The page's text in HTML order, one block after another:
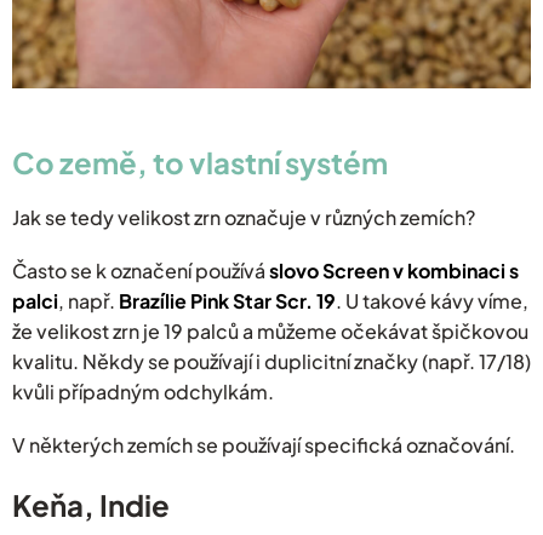
Co země, to vlastní systém
Jak se tedy velikost zrn označuje v různých zemích?
Často se k označení používáslovo Screen v kombinaci s
palci, např. Brazílie Pink Star Scr. 19. U takové kávy víme,
že velikost zrn je 19 palců a můžeme očekávat špičkovou
kvalitu. Někdy se používají i duplicitní značky (např. 17/18)
kvůli případným odchylkám.
V některých zemích se používají specifická označování.
Keňa, Indie